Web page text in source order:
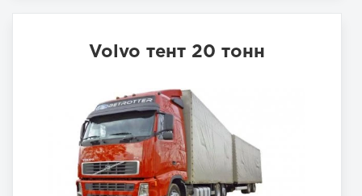
Volvo тент 20 тонн